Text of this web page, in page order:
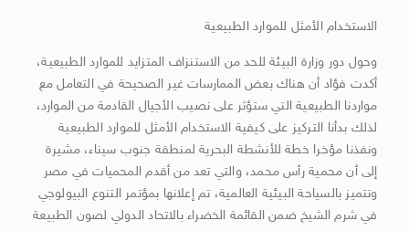
الاستخدام الأمثل للموارد الطبيعية
وحول دور وزارة البيئة للحد من الاستنزاف المتزايد للموارد الطبيعية،
أكدت فؤاد أن هناك بعض الممارسات غير الصحيحة في التعامل مع
مواردنا الطبيعية التي ستؤثر على نصيب الأجيال القادمة من الموارد،
لذلك بدأنا التركيز على كيفية الاستخدام الأمثل للموارد الطبيعية
ونفذنا مؤخرا خطة للأنشطة البحرية لمنطقة جنوب سيناء، مشيرة
إلى أن محمية رأس محمد، والتي تعد من أقدم المحميات في مصر
وتتميز بالسياحة البيئية العالمية، تم إعلانها بمؤتمر التنوع البيولوجي
في شرم الشيخ ضمن القائمة الخضراء بالاتحاد الدولي لصون الطبيعة